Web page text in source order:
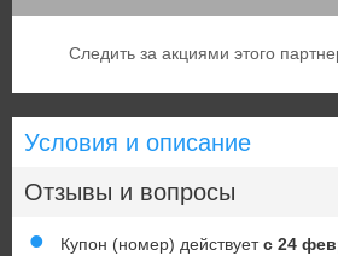
Следить за акциями этого
Условия и описание
Отзывы и вопросы
Купон (номер) действуетс 24